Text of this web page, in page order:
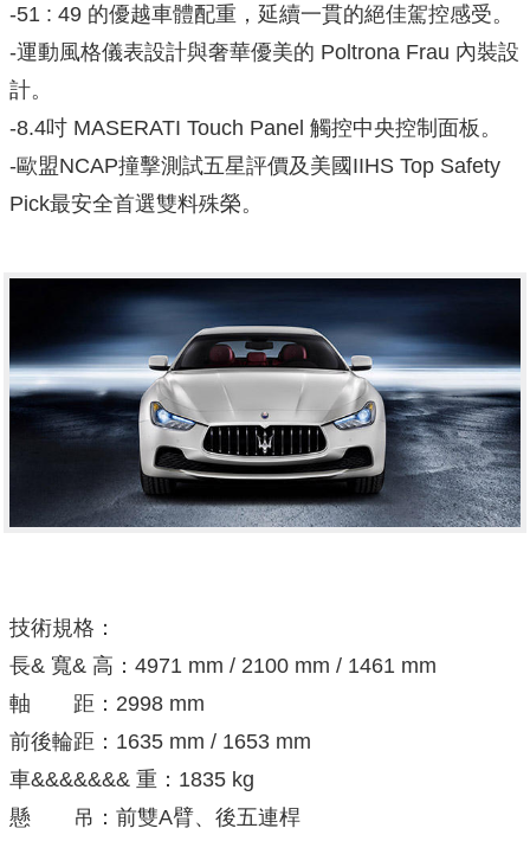
-51 : 49 的優越車體配重，延續一貫的絕佳駕控感受。
-運動風格儀表設計與奢華優美的 Poltrona Frau 內裝設
計。
-8.4吋 MASERATI Touch Panel 觸控中央控制面板。
-歐盟NCAP撞擊測試五星評價及美國IIHS Top Safety
Pick最安全首選雙料殊榮。
技術規格：
長& 寬& 高：4971 mm / 2100 mm / 1461 mm
軸 距：2998 mm
前後輪距：1635 mm / 1653 mm
車&&&&&&& 重：1835 kg
懸 吊：前雙A臂、後五連桿